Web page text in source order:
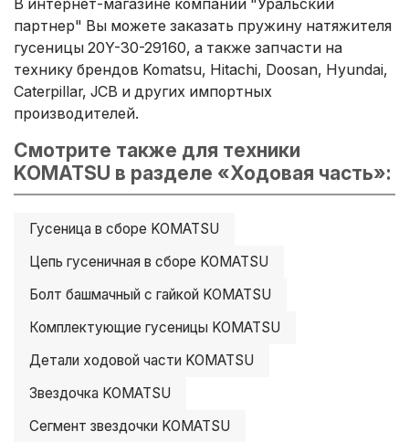
партнер" Вы можете заказать пружину натяжителя
гусеницы 20Y-30-29160, а также запчасти на
технику брендов Komatsu, Hitachi, Doosan, Hyundai,
Caterpillar, JCB и других импортных
производителей.
Смотрите также для техники
KOMATSU в разделе «Ходовая часть»:
Гусеница в сборе KOMATSU
Цепь гусеничная в сборе KOMATSU
Болт башмачный с гайкой KOMATSU
Комплектующие гусеницы KOMATSU
Детали ходовой части KOMATSU
Звездочка KOMATSU
Сегмент звездочки KOMATSU